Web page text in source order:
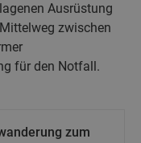
Ausrüstung
zwischen
für den Notfall.
zum